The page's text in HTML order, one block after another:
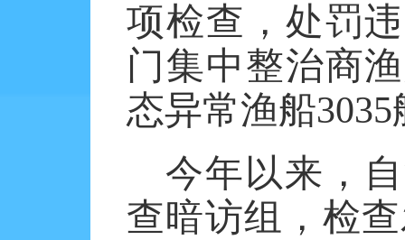
项检查，处罚
门集中整治商
态异常渔船3035
今年以来，
查暗访组，检